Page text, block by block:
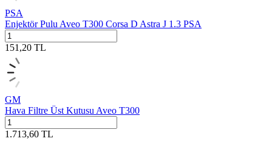
PSA
Enjektör Pulu Aveo T300 Corsa D Astra J 1.3 PSA
151,20 TL
GM
Hava Filtre Üst Kutusu Aveo T300
1.713,60 TL